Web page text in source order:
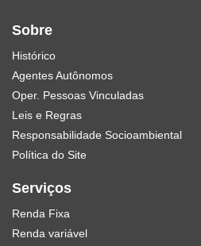
Sobre
Histórico
Agentes Autônomos
Oper. Pessoas Vinculadas
Leis e Regras
Responsabilidade Socioambiental
Política do Site
Serviços
Renda Fixa
Renda variável